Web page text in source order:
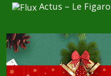
Actus – Le